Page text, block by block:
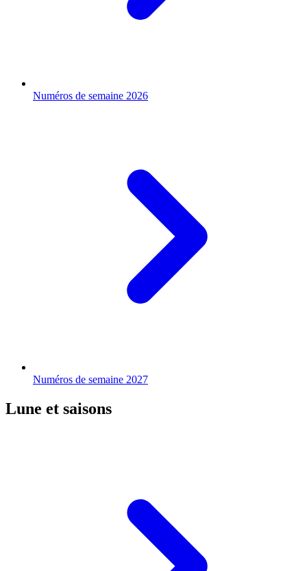
Numéros de semaine 2026
Numéros de semaine 2027
Lune et saisons